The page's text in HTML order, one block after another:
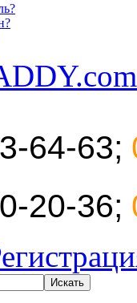
64-63;
20-36;